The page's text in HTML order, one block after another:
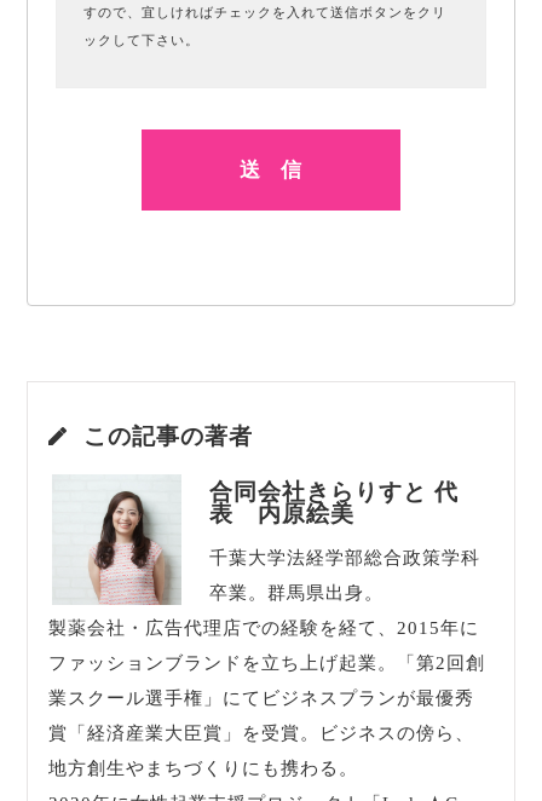
すので、宜しければチェックを入れて送信ボタンをクリ
ックして下さい。
この記事の著者
合同会社きらりすと 代
表 内原絵美
千葉大学法経学部総合政策学科
卒業。群馬県出身。
製薬会社・広告代理店での経験を経て、2015年に
ファッションブランドを立ち上げ起業。「第2回創
業スクール選手権」にてビジネスプランが最優秀
賞「経済産業大臣賞」を受賞。ビジネスの傍ら、
地方創生やまちづくりにも携わる。